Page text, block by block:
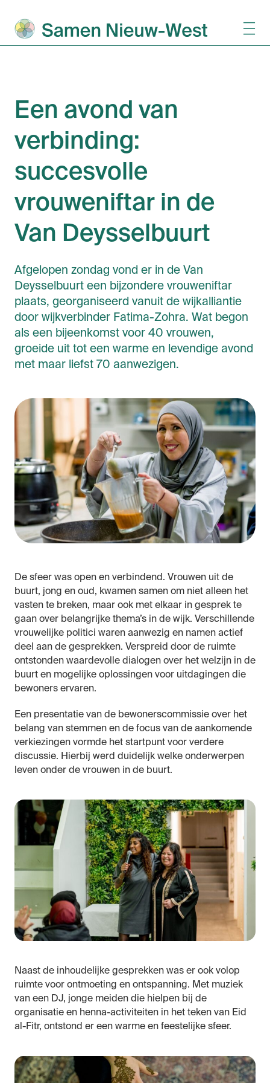
Een avond van
verbinding:
succesvolle
vrouweniftar in de
Van Deysselbuurt
Afgelopen zondag vond er in de Van
Deysselbuurt een bijzondere vrouweniftar
plaats, georganiseerd vanuit de wijkalliantie
door wijkverbinder Fatima-Zohra. Wat begon
als een bijeenkomst voor 40 vrouwen,
groeide uit tot een warme en levendige avond
met maar liefst 70 aanwezigen.
De sfeer was open en verbindend. Vrouwen uit de
buurt, jong en oud, kwamen samen om niet alleen het
vasten te breken, maar ook met elkaar in gesprek te
gaan over belangrijke thema’s in de wijk. Verschillende
vrouwelijke politici waren aanwezig en namen actief
deel aan de gesprekken. Verspreid door de ruimte
ontstonden waardevolle dialogen over het welzijn in de
buurt en mogelijke oplossingen voor uitdagingen die
bewoners ervaren.
Een presentatie van de bewonerscommissie over het
belang van stemmen en de focus van de aankomende
verkiezingen vormde het startpunt voor verdere
discussie. Hierbij werd duidelijk welke onderwerpen
leven onder de vrouwen in de buurt.
Naast de inhoudelijke gesprekken was er ook volop
ruimte voor ontmoeting en ontspanning. Met muziek
van een DJ, jonge meiden die hielpen bij de
organisatie en henna-activiteiten in het teken van Eid
al-Fitr, ontstond er een warme en feestelijke sfeer.